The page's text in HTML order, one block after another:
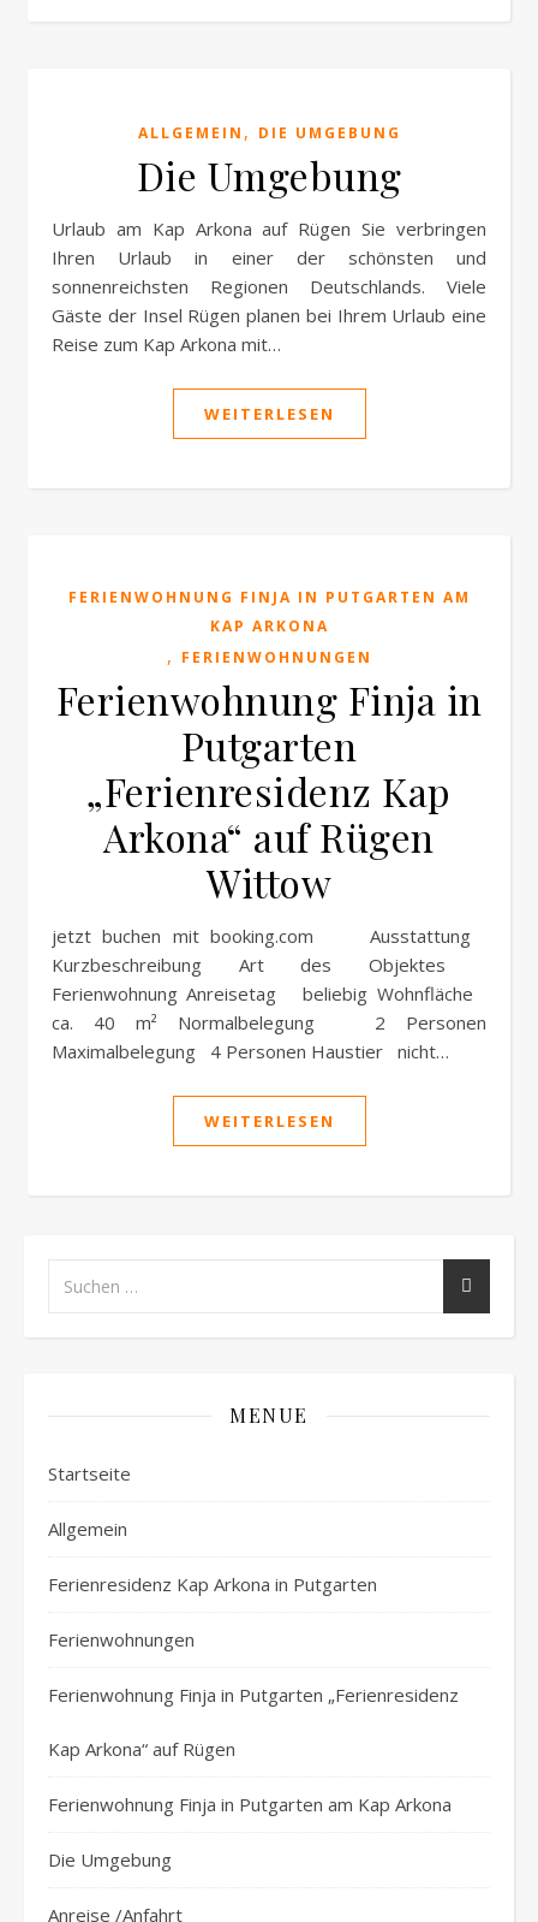
ALLGEMEIN , DIE UMGEBUNG
Die Umgebung
Urlaub am Kap Arkona auf Rügen Sie verbringen
Ihren Urlaub in einer der schönsten und
sonnenreichsten Regionen Deutschlands. Viele
Gäste der Insel Rügen planen bei Ihrem Urlaub eine
Reise zum Kap Arkona mit…
WEITERLESEN
FERIENWOHNUNG FINJA IN PUTGARTEN AM
KAP ARKONA
, FERIENWOHNUNGEN
Ferienwohnung Finja in
Putgarten
„Ferienresidenz Kap
Arkona“ auf Rügen
Wittow
jetzt buchen mit booking.com Ausstattung
Kurzbeschreibung Art des Objektes
Ferienwohnung Anreisetag beliebig Wohnfläche
ca. 40 m² Normalbelegung 2 Personen
Maximalbelegung 4 Personen Haustier nicht…
WEITERLESEN
MENUE
Startseite
Allgemein
Ferienresidenz Kap Arkona in Putgarten
Ferienwohnungen
Ferienwohnung Finja in Putgarten „Ferienresidenz
Kap Arkona“ auf Rügen
Ferienwohnung Finja in Putgarten am Kap Arkona
Die Umgebung
Anreise /Anfahrt